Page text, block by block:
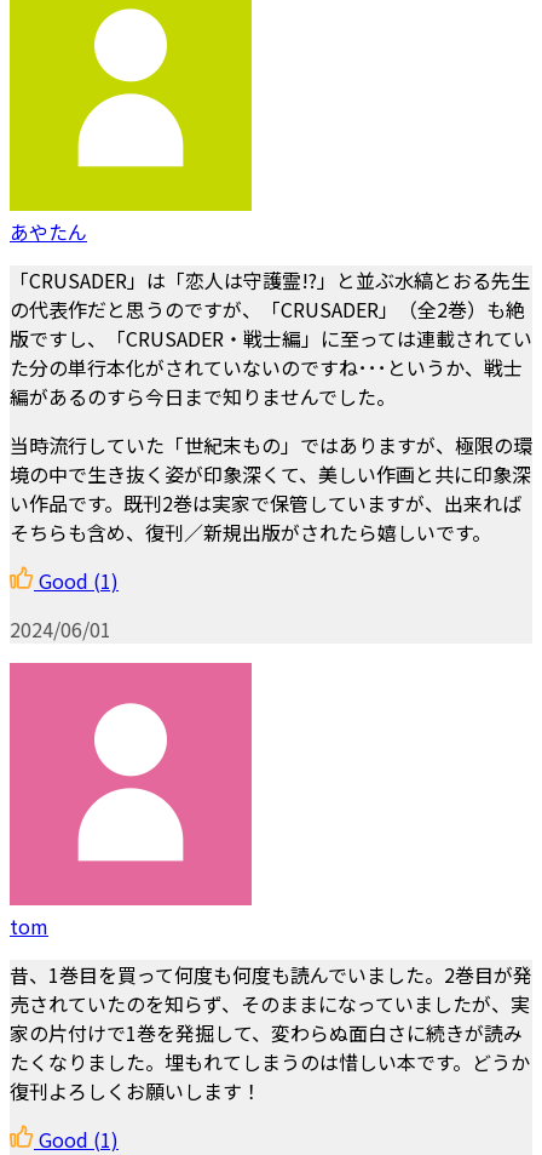
あやたん
「CRUSADER」は「恋人は守護霊!?」と並ぶ水縞とおる先生
の代表作だと思うのですが、「CRUSADER」（全2巻）も絶
版ですし、「CRUSADER・戦士編」に至っては連載されてい
た分の単行本化がされていないのですね･･･というか、戦士
編があるのすら今日まで知りませんでした。
当時流行していた「世紀末もの」ではありますが、極限の環
境の中で生き抜く姿が印象深くて、美しい作画と共に印象深
い作品です。既刊2巻は実家で保管していますが、出来れば
そちらも含め、復刊／新規出版がされたら嬉しいです。
Good (1)
2024/06/01
tom
昔、1巻目を買って何度も何度も読んでいました。2巻目が発
売されていたのを知らず、そのままになっていましたが、実
家の片付けで1巻を発掘して、変わらぬ面白さに続きが読み
たくなりました。埋もれてしまうのは惜しい本です。どうか
復刊よろしくお願いします！
Good (1)